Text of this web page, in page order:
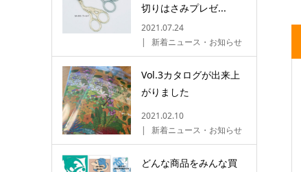
切りはさみプレゼ...
2021.07.24
新着ニュース・お知らせ
Vol.3カタログが出来上
がりました
2021.02.10
新着ニュース・お知らせ
どんな商品をみんな買